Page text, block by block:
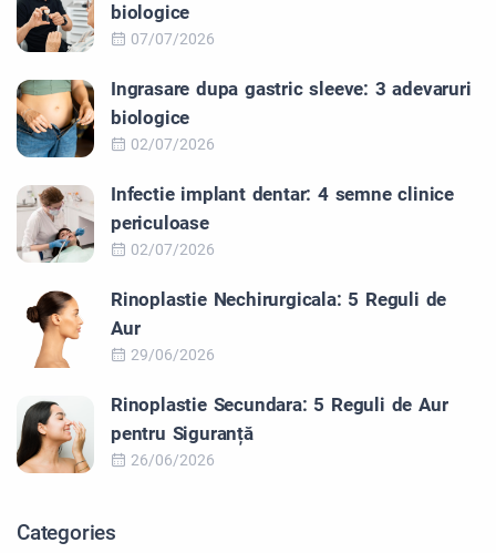
biologice
07/07/2026
Ingrasare dupa gastric sleeve: 3 adevaruri
biologice
02/07/2026
Infectie implant dentar: 4 semne clinice
periculoase
02/07/2026
Rinoplastie Nechirurgicala: 5 Reguli de
Aur
29/06/2026
Rinoplastie Secundara: 5 Reguli de Aur
pentru Siguranță
26/06/2026
Categories